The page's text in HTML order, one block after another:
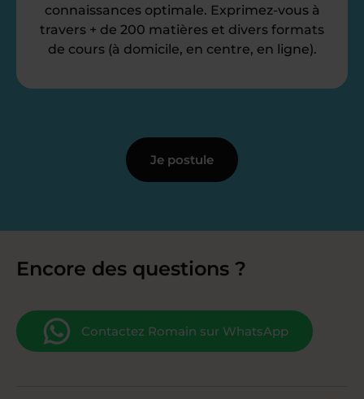
connaissances optimale. Exprimez-vous à
travers + de 200 matières et divers formats
de cours (à domicile, en centre, en ligne).
Je postule
Encore des questions ?
Contactez Romain sur WhatsApp